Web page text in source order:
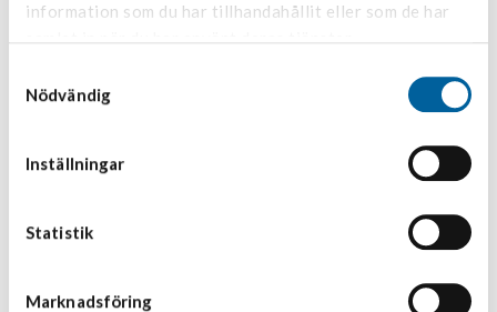
information som du har tillhandahållit eller som de har
Nödvändig
Inställningar
Statistik
Marknadsföring